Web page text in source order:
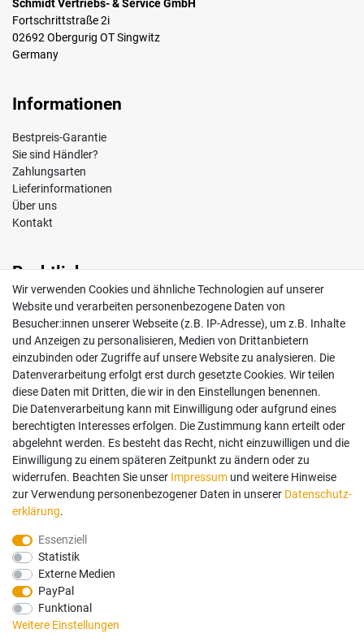
Schmidt Vertriebs- & Service GmbH
Fortschrittstraße 2i
02692 Obergurig OT Singwitz
Germany
Informationen
Bestpreis-Garantie
Sie sind Händler?
Zahlungsarten
Lieferinformationen
Über uns
Kontakt
Rechtliches
Impressum
AGB
Widerrufsrecht
Datenschutz
Vertrag widerrufen
Mein Konto
Anmelden
Registrieren
Bezahlung und Versand
Wir bieten Ihnen viele Möglichkeiten einer sicheren Bezahlung.
Wir verwenden Cookies und ähnliche Technologien auf unserer
Website und verarbeiten personenbezogene Daten von
Besucher:innen unserer Webseite (z.B. IP-Adresse), um z.B. Inhalte
und Anzeigen zu personalisieren, Medien von Drittanbietern
einzubinden oder Zugriffe auf unsere Website zu analysieren. Die
Datenverarbeitung erfolgt erst durch gesetzte Cookies. Wir teilen
diese Daten mit Dritten, die wir in den Einstellungen benennen.
Die Datenverarbeitung kann mit Einwilligung oder aufgrund eines
berechtigten Interesses erfolgen. Die Zustimmung kann erteilt oder
abgelehnt werden. Es besteht das Recht, nicht einzuwilligen und die
Einwilligung zu einem späteren Zeitpunkt zu ändern oder zu
widerrufen. Beachten Sie unser Impressum und weitere Hinweise
zur Verwendung personenbezogener Daten in unserer Daten­schutz­
erklärung.
Essenziell
Statistik
Externe Medien
PayPal
Funktional
Weitere Einstellungen